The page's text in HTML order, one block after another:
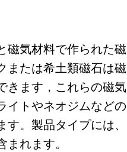
磁気材料で作られた磁
または希土類磁石は磁
きます，これらの磁気
イトやネオジムなどの
。製品タイプには、
まれます。